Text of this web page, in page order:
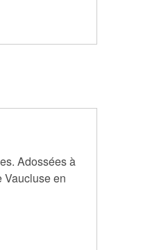
Adossées à
Vaucluse en